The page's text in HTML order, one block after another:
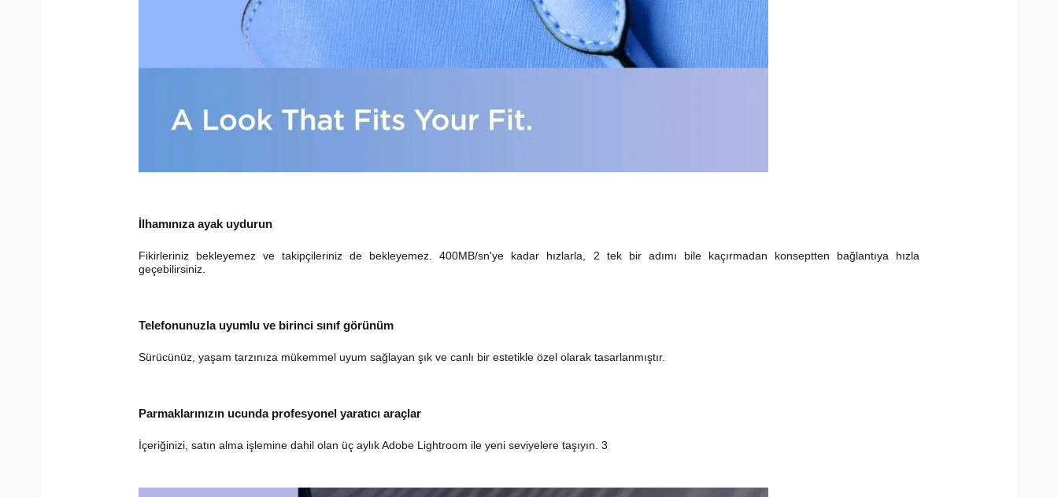
İlhamınıza ayak uydurun
Fikirleriniz bekleyemez ve takipçileriniz de bekleyemez. 400MB/sn'ye kadar hızlarla, 2 tek bir adımı bile kaçırmadan konseptten bağlantıya hızla
geçebilirsiniz.
Telefonunuzla uyumlu ve birinci sınıf görünüm
Sürücünüz, yaşam tarzınıza mükemmel uyum sağlayan şık ve canlı bir estetikle özel olarak tasarlanmıştır.
Parmaklarınızın ucunda profesyonel yaratıcı araçlar
İçeriğinizi, satın alma işlemine dahil olan üç aylık Adobe Lightroom ile yeni seviyelere taşıyın. 3